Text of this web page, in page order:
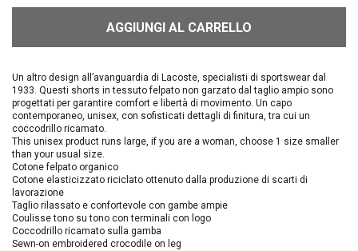
AGGIUNGI AL CARRELLO
Un altro design all’avanguardia di Lacoste, specialisti di sportswear dal
1933. Questi shorts in tessuto felpato non garzato dal taglio ampio sono
progettati per garantire comfort e libertà di movimento. Un capo
contemporaneo, unisex, con sofisticati dettagli di finitura, tra cui un
coccodrillo ricamato.
This unisex product runs large, if you are a woman, choose 1 size smaller
than your usual size.
Cotone felpato organico
Cotone elasticizzato riciclato ottenuto dalla produzione di scarti di
lavorazione
Taglio rilassato e confortevole con gambe ampie
Coulisse tono su tono con terminali con logo
Coccodrillo ricamato sulla gamba
Sewn-on embroidered crocodile on leg